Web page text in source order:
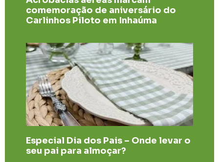
comemoração de aniversário do
Carlinhos Piloto em Inhaúma
Especial Dia dos Pais – Onde levar o
seu pai para almoçar?